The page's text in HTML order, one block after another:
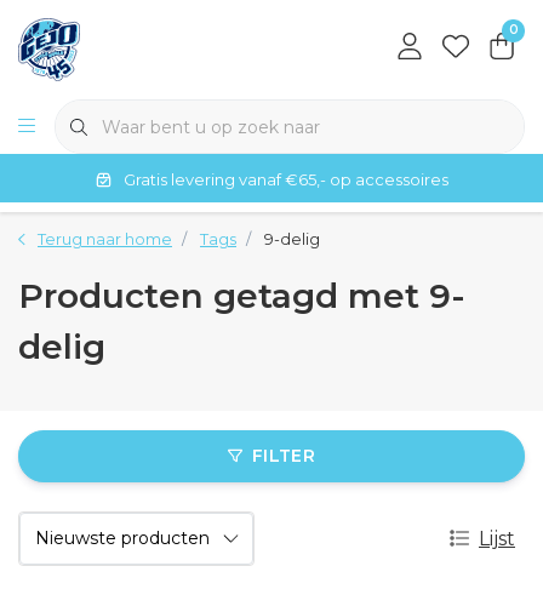
0
Gratis levering vanaf €65,- op accessoires
Terug naar home Tags 9-delig
Producten getagd met 9-
delig
FILTER
Lijst